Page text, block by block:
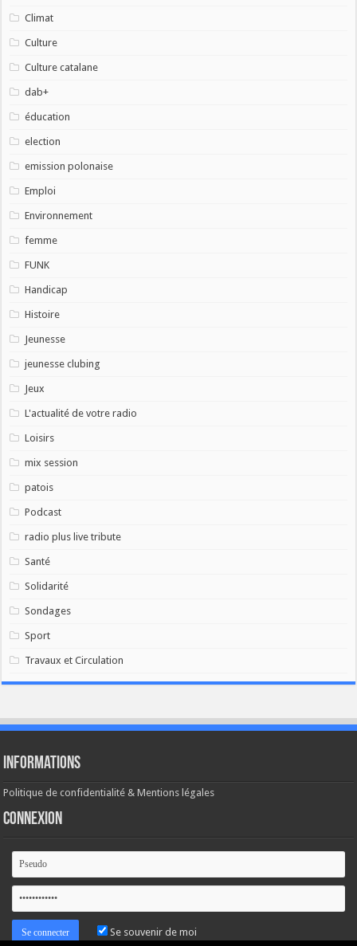
Climat
Culture
Culture catalane
dab+
éducation
election
emission polonaise
Emploi
Environnement
femme
FUNK
Handicap
Histoire
Jeunesse
jeunesse clubing
Jeux
L'actualité de votre radio
Loisirs
mix session
patois
Podcast
radio plus live tribute
Santé
Solidarité
Sondages
Sport
Travaux et Circulation
Informations
Politique de confidentialité & Mentions légales
Connexion
Se souvenir de moi